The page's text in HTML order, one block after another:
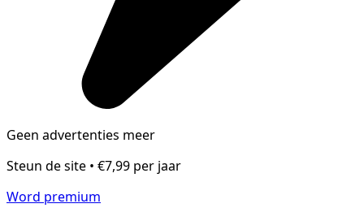
Geen advertenties meer
Steun de site • €7,99 per jaar
Word premium